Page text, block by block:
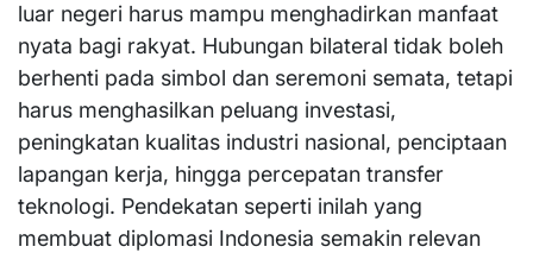
luar negeri harus mampu menghadirkan manfaat
nyata bagi rakyat. Hubungan bilateral tidak boleh
berhenti pada simbol dan seremoni semata, tetapi
harus menghasilkan peluang investasi,
peningkatan kualitas industri nasional, penciptaan
lapangan kerja, hingga percepatan transfer
teknologi. Pendekatan seperti inilah yang
membuat diplomasi Indonesia semakin relevan